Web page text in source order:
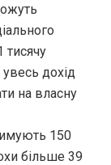
тисячу
дохід
на власну
150
більше 39